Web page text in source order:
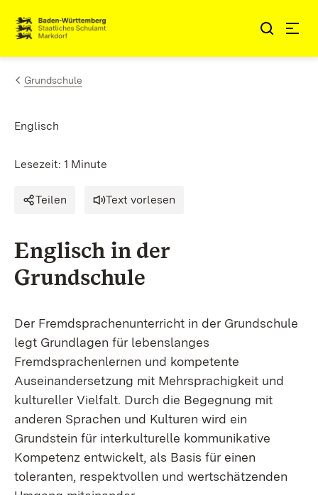
Zum Inhalt springen
Link zur Startseite
Grundschule
Englisch
Lesezeit: 1 Minute
Teilen Text vorlesen
Englisch in der
Grundschule
Der Fremdsprachenunterricht in der Grundschule
legt Grundlagen für lebenslanges
Fremdsprachenlernen und kompetente
Auseinandersetzung mit Mehrsprachigkeit und
kultureller Vielfalt. Durch die Begegnung mit
anderen Sprachen und Kulturen wird ein
Grundstein für interkulturelle kommunikative
Kompetenz entwickelt, als Basis für einen
toleranten, respektvollen und wertschätzenden